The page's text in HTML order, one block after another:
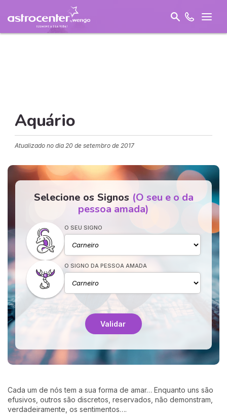
Aquário
Atualizado no dia 20 de setembro de 2017
Selecione os Signos (O seu e o da
pessoa amada)
O SEU SIGNO
O SIGNO DA PESSOA AMADA
Validar
Cada um de nós tem a sua forma de amar… Enquanto uns são
efusivos, outros são discretos, reservados, não demonstram,
verdadeiramente, os sentimentos….